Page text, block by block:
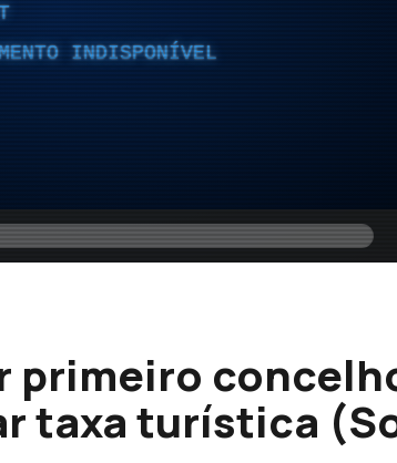
INDISPONÍVEL
primeiro
taxa turística